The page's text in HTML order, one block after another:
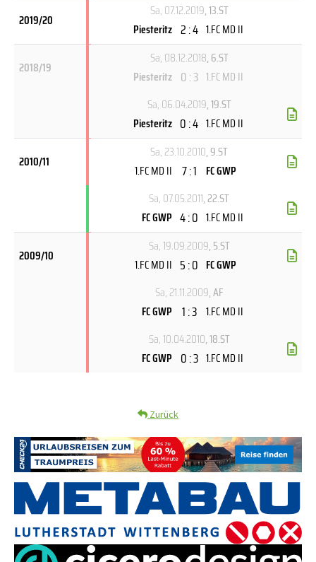
2019/20
Sa, 07.12.2019, 13.ST
Piesteritz 2 : 4 1.FC MD II
2018/19
Sa, 08.12.2018, 6.ST
Piesteritz 0 : 3 1.FC MD II
Sa, 06.04.2019, 19.ST
Piesteritz 0 : 4 1.FC MD II
2010/11
Sa, 23.10.2010, 9.ST
1.FC MD II 7 : 1 FC GWP
Sa, 07.05.2011, 22.ST
FC GWP 4 : 0 1.FC MD II
2009/10
Sa, 19.09.2009, 5.ST
1.FC MD II 5 : 0 FC GWP
Sa, 21.11.2009, AF
FC GWP 1 : 3 1.FC MD II
Sa, 10.04.2010, 18.ST
FC GWP 0 : 3 1.FC MD II
Zurück